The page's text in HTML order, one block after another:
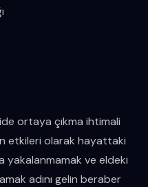
ortaya çıkma ihtimali
etkileri olarak hayattaki
yakalanmamak ve eldeki
adını gelin beraber